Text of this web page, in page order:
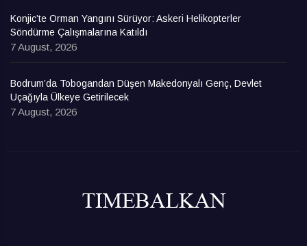
Konjic’te Orman Yangını Sürüyor: Askeri Helikopterler
Söndürme Çalışmalarına Katıldı
7 August, 2026
Bodrum’da Tobogandan Düşen Makedonyalı Genç, Devlet
Uçağıyla Ülkeye Getirilecek
7 August, 2026